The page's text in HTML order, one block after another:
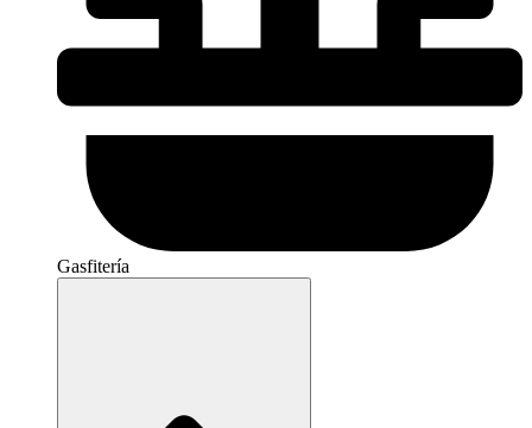
Gasfitería